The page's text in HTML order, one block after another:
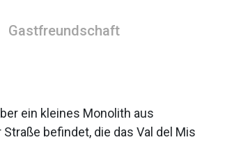
Gastfreundschaft
ein kleines Monolith aus
befindet, die das Val del Mis